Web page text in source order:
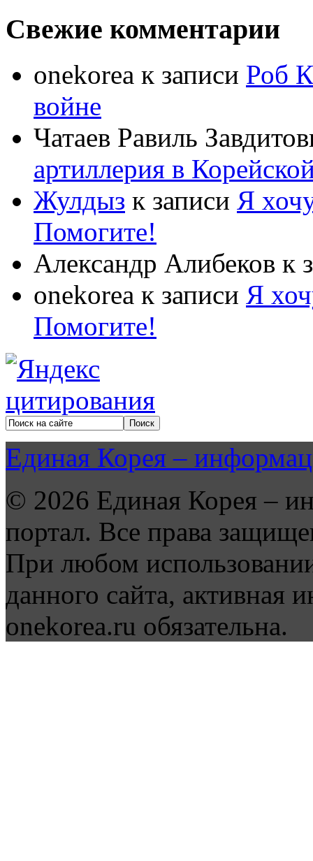
Свежие комментарии
onekorea к записи Роб
войне
Чатаев Равиль
артиллерия в
Жулдыз к записи Я
Помогите!
Александр Алибеков к
onekorea к записи Я
Помогите!
Единая Корея –
© 2026 Единая Корея –
портал. Все права
При любом
данного сайта, активная
onekorea.ru обязательна.